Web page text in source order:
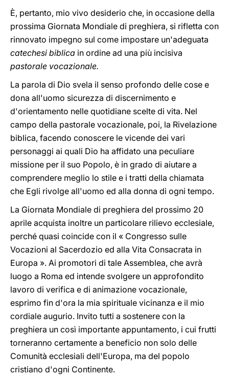
È, pertanto, mio vivo desiderio che, in occasione della
prossima Giornata Mondiale di preghiera, si rifletta con
rinnovato impegno sul come impostare un'adeguata
catechesi biblica in ordine ad una più incisiva
pastorale vocazionale.
La parola di Dio svela il senso profondo delle cose e
dona all'uomo sicurezza di discernimento e
d'orientamento nelle quotidiane scelte di vita. Nel
campo della pastorale vocazionale, poi, la Rivelazione
biblica, facendo conoscere le vicende dei vari
personaggi ai quali Dio ha affidato una peculiare
missione per il suo Popolo, è in grado di aiutare a
comprendere meglio lo stile e i tratti della chiamata
che Egli rivolge all'uomo ed alla donna di ogni tempo.
La Giornata Mondiale di preghiera del prossimo 20
aprile acquista inoltre un particolare rilievo ecclesiale,
perché quasi coincide con il « Congresso sulle
Vocazioni al Sacerdozio ed alla Vita Consacrata in
Europa ». Ai promotori di tale Assemblea, che avrà
luogo a Roma ed intende svolgere un approfondito
lavoro di verifica e di animazione vocazionale,
esprimo fin d'ora la mia spirituale vicinanza e il mio
cordiale augurio. Invito tutti a sostenere con la
preghiera un così importante appuntamento, i cui frutti
torneranno certamente a beneficio non solo delle
Comunità ecclesiali dell'Europa, ma del popolo
cristiano d'ogni Continente.